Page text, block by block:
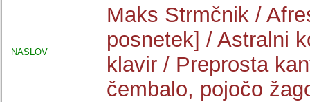
NASLOV
Maks Strmčnik /
posnetek] / Astralni
klavir / Preprosta
čembalo, pojočo